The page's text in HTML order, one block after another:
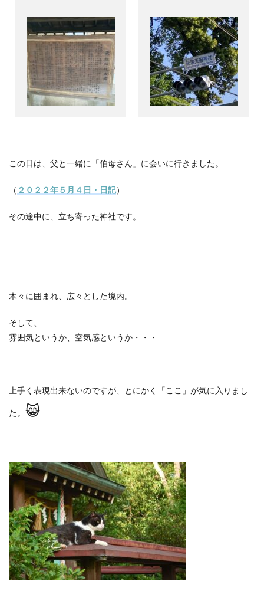
この日は、父と一緒に「伯母さん」に会いに行きました。
（ ２０２２年５月４日・日記）
その途中に、立ち寄った神社です。
木々に囲まれ、広々とした境内。
そして、
雰囲気というか、空気感というか・・・
上手く表現出来ないのですが、とにかく「ここ」が気に入りまし
た。 😸